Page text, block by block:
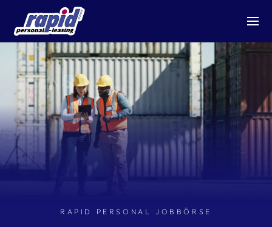
RAPID PERSONAL JOBBÖRSE